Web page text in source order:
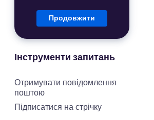
Продовжити
Інструменти запитань
Отримувати повідомлення
поштою
Підписатися на стрічку